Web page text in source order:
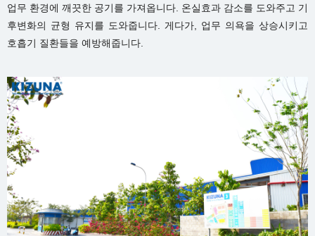
업무 환경에 깨끗한 공기를 가져옵니다. 온실효과 감소를 도와주고 기
후변화의 균형 유지를 도와줍니다. 게다가, 업무 의욕을 상승시키고
호흡기 질환들을 예방해줍니다.